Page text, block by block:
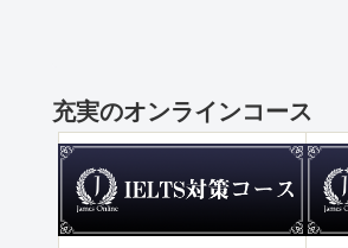
充実のオンラインコース